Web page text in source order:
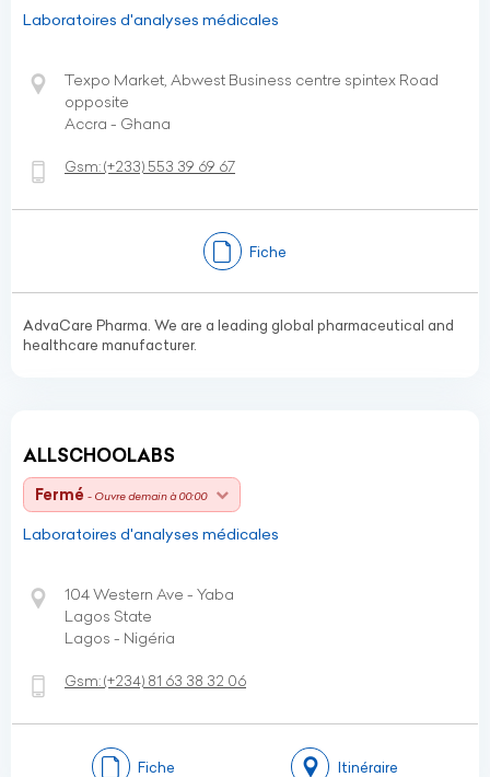
Laboratoires d'analyses médicales
Texpo Market, Abwest Business centre spintex Road
opposite
Accra - Ghana
Gsm:(+233) 553 39 69 67
Fiche
AdvaCare Pharma. We are a leading global pharmaceutical and
healthcare manufacturer.
ALLSCHOOLABS
Fermé - Ouvre demain à 00:00
Laboratoires d'analyses médicales
104 Western Ave - Yaba
Lagos State
Lagos - Nigéria
Gsm:(+234) 81 63 38 32 06
Fiche Itinéraire